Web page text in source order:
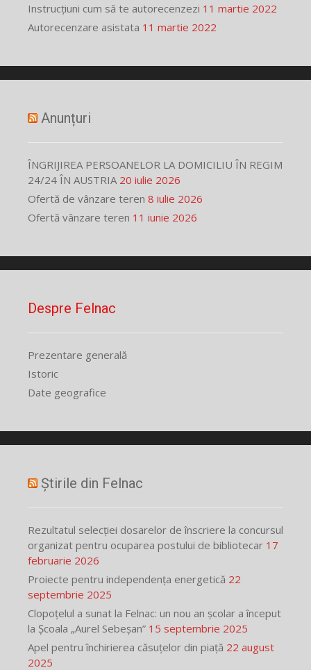
Instrucțiuni cum să te autorecenzezi 11 martie 2022
Autorecenzare asistata 11 martie 2022
Anunțuri
ÎNGRIJIREA PERSOANELOR LA DOMICILIU ÎN REGIM
24/24 ÎN AUSTRIA 20 iulie 2026
Ofertă de vânzare teren 8 iulie 2026
Ofertă vânzare teren 11 iunie 2026
Despre Felnac
Prezentare generală
Istoric
Date geografice
Știrile din Felnac
Rezultatul selecției dosarelor de înscriere la concursul
organizat pentru ocuparea postului de bibliotecar 17
februarie 2026
Proiecte pentru independența energetică 22
septembrie 2025
Clopoțelul a sunat la Felnac: un nou an școlar a început
la Școala „Aurel Sebeșan” 15 septembrie 2025
Apel pentru închirierea căsuțelor din piață 22 august
2025